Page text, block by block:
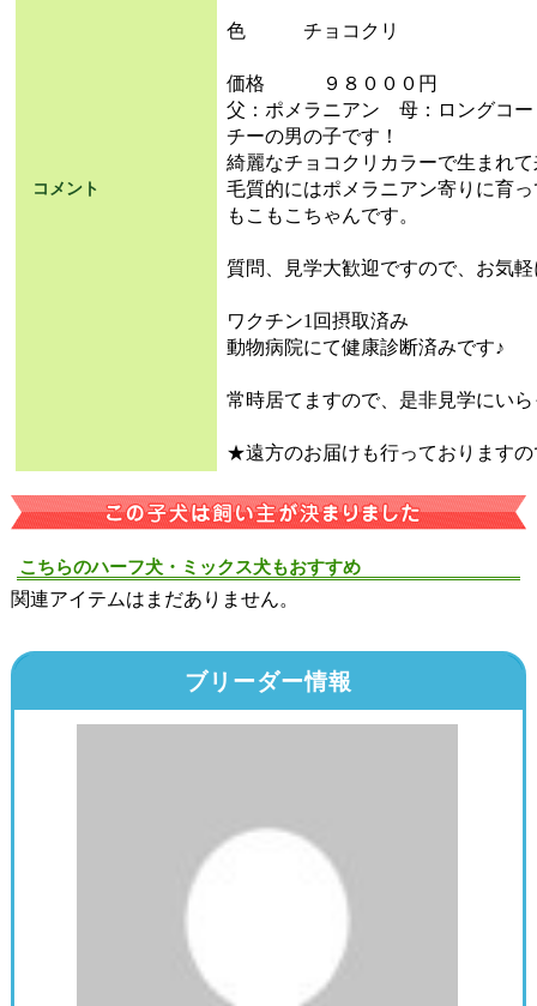
コメント
色 チョコクリ
価格 ９８０００円
父：ポメラニアン 母：ロングコー
チーの男の子です！
綺麗なチョコクリカラーで生まれ
毛質的にはポメラニアン寄りに育
もこもこちゃんです。
質問、見学大歓迎ですので、お気
ワクチン1回摂取済み
動物病院にて健康診断済みです♪
常時居てますので、是非見学にい
★遠方のお届けも行っております
こちらのハーフ犬・ミックス犬もおすすめ
関連アイテムはまだありません。
ブリーダー情報